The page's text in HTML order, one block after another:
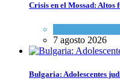
Crisis en el Mossad:
7 agosto 2026
Bulgaria: Adolescentes